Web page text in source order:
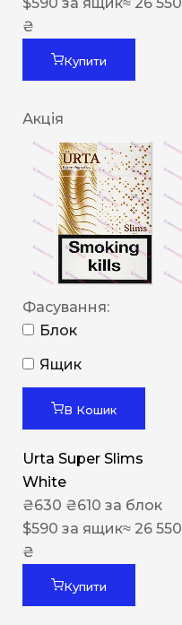
$590 за ящик≈ 26 550
₴
Купити
Акція
Фасування:
Блок
Ящик
В Кошик
Urta Super Slims
White
₴630 ₴610 за блок
$590 за ящик≈ 26 550
₴
Купити